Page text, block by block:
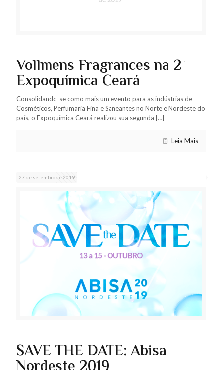
Vollmens Fragrances na 2º
Expoquímica Ceará
Consolidando-se como mais um evento para as indústrias de
Cosméticos, Perfumaria Fina e Saneantes no Norte e Nordeste do
país, o Expoquímica Ceará realizou sua segunda […]
Leia Mais
27 de setembro de 2019
SAVE THE DATE: Abisa